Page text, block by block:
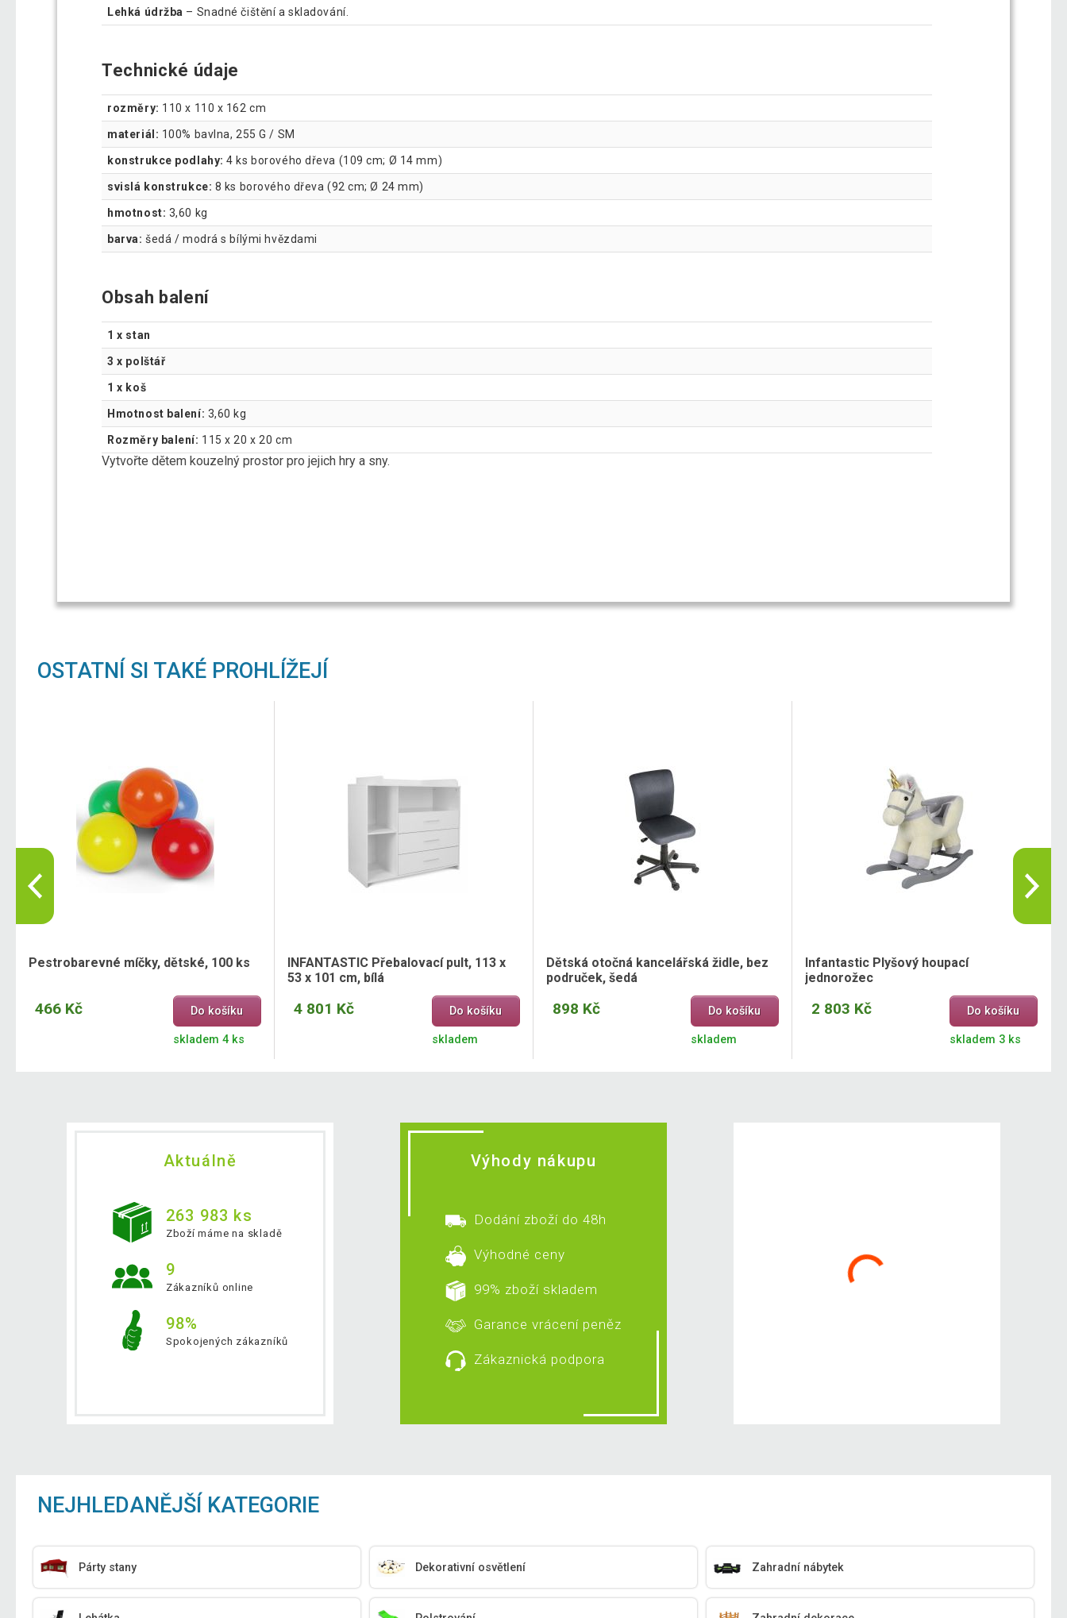
Lehká údržba – Snadné čištění a skladování.
Technické údaje
rozměry: 110 x 110 x 162 cm
materiál: 100% bavlna, 255 G / SM
konstrukce podlahy: 4 ks borového dřeva (109 cm; Ø 14 mm)
svislá konstrukce: 8 ks borového dřeva (92 cm; Ø 24 mm)
hmotnost: 3,60 kg
barva: šedá / modrá s bílými hvězdami
Obsah balení
1 x stan
3 x polštář
1 x koš
Hmotnost balení: 3,60 kg
Rozměry balení: 115 x 20 x 20 cm
Vytvořte dětem kouzelný prostor pro jejich hry a sny.
OSTATNÍ SI TAKÉ PROHLÍŽEJÍ
Pestrobarevné míčky, dětské, 100 ks
466 Kč Do košíku
skladem 4 ks
INFANTASTIC Přebalovací pult, 113 x
53 x 101 cm, bílá
4 801 Kč Do košíku
skladem
Dětská otočná kancelářská židle, bez
područek, šedá
898 Kč Do košíku
skladem
Infantastic Plyšový houpací
jednorožec
2 803 Kč Do košíku
skladem 3 ks
Aktuálně
263 983 ks
Zboží máme na skladě
9
Zákazníků online
98%
Spokojených zákazníků
Výhody nákupu
Dodání zboží do 48h
Výhodné ceny
99% zboží skladem
Garance vrácení peněz
Zákaznická podpora
NEJHLEDANĚJŠÍ KATEGORIE
Párty stany Dekorativní osvětlení Zahradní nábytek